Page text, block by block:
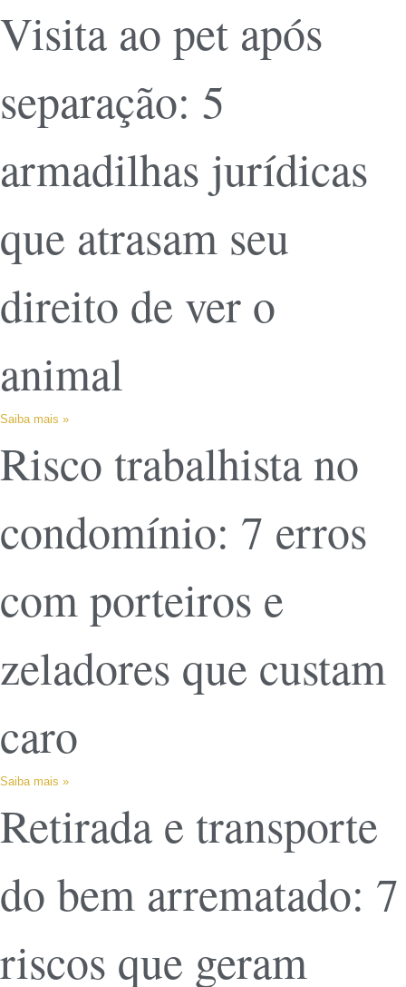
Visita ao pet após
separação: 5
armadilhas jurídicas
que atrasam seu
direito de ver o
animal
Saiba mais »
Risco trabalhista no
condomínio: 7 erros
com porteiros e
zeladores que custam
caro
Saiba mais »
Retirada e transporte
do bem arrematado: 7
riscos que geram